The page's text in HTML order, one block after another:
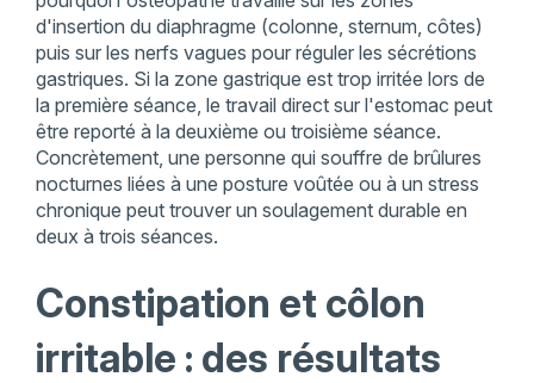
d'insertion du diaphragme (colonne, sternum, côtes)
puis sur les nerfs vagues pour réguler les sécrétions
gastriques. Si la zone gastrique est trop irritée lors de
la première séance, le travail direct sur l'estomac peut
être reporté à la deuxième ou troisième séance.
Concrètement, une personne qui souffre de brûlures
nocturnes liées à une posture voûtée ou à un stress
chronique peut trouver un soulagement durable en
deux à trois séances.
Constipation et côlon
irritable : des résultats